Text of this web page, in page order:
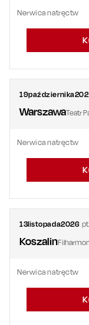
Nerwica natręctw
19października
WarszawaTeatr
Nerwica natręctw
13listopada2026
Koszalin
Nerwica natręctw